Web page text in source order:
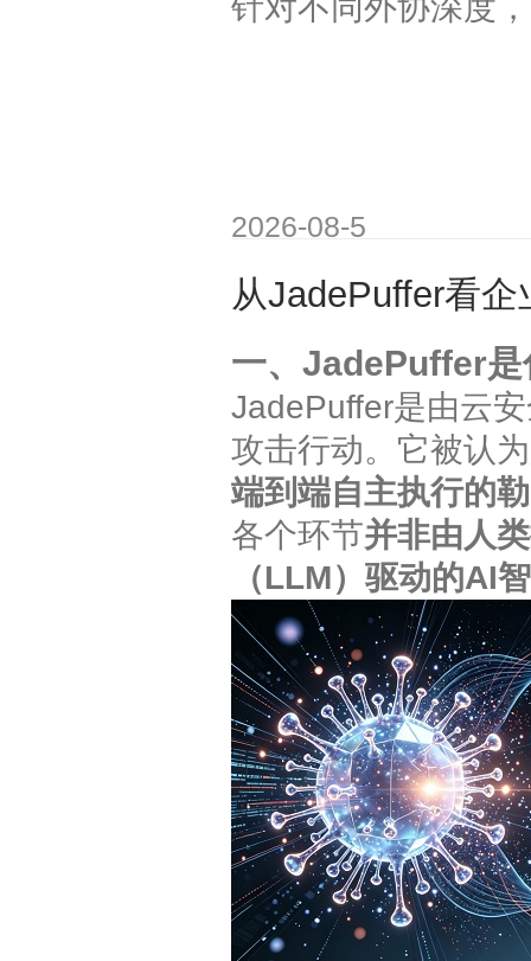
针对不同外协深度
2026-08-5
从JadePuffer看
一、JadePuffer是
JadePuffer是由云
攻击行动。它被认
端到端自主执行的
各个环节并非由人
（LLM）驱动的AI